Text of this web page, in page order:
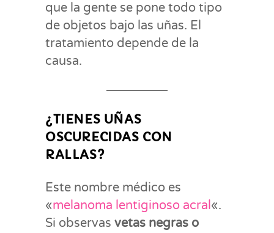
que la gente se pone todo tipo
de objetos bajo las uñas. El
tratamiento depende de la
causa.
¿TIENES UÑAS
OSCURECIDAS CON
RALLAS?
Este nombre médico es
«melanoma lentiginoso acral«.
Si observas vetas negras o